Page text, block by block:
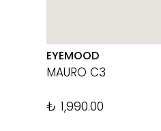
EYEMOOD
MAURO C3
₺ 1,990.00